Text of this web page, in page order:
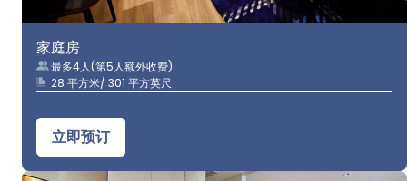
家庭房
最多4人(第5人额外收费)
28 平方米/ 301 平方英尺
立即预订